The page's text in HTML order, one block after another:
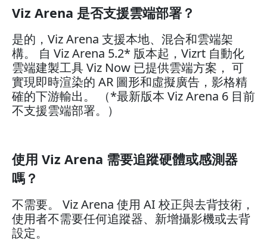
Viz Arena 是否支援雲端部署？
是的，Viz Arena 支援本地、混合和雲端架
構。 自 Viz Arena 5.2* 版本起，Vizrt 自動化
雲端建製工具 Viz Now 已提供雲端方案， 可
實現即時渲染的 AR 圖形和虛擬廣告，影格精
確的下游輸出。 （*最新版本 Viz Arena 6 目前
不支援雲端部署。）
使用 Viz Arena 需要追蹤硬體或感測器
嗎？
不需要。 Viz Arena 使用 AI 校正與去背技術，
使用者不需要任何追蹤器、新增攝影機或去背
設定。